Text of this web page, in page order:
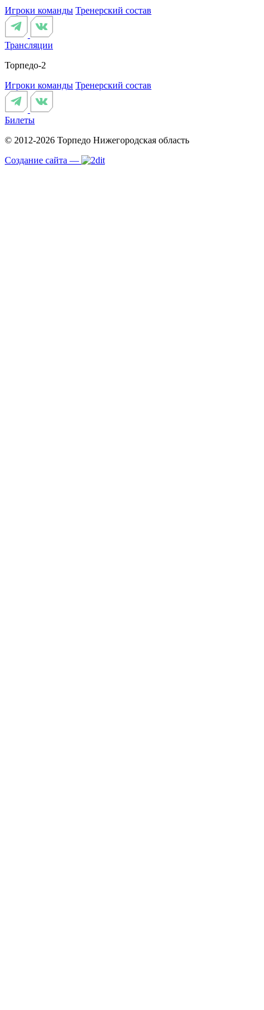
Игроки команды Тренерский состав
Трансляции
Торпедо-2
Игроки команды Тренерский состав
Билеты
© 2012-2026 Торпедо Нижегородская область
Создание сайта —